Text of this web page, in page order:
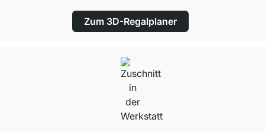
Zum 3D-Regalplaner